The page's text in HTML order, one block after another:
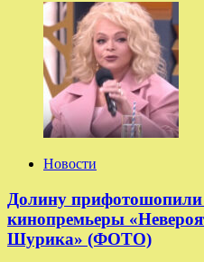
Новости
Долину
кинопремьеры
Шурика» (ФОТО)